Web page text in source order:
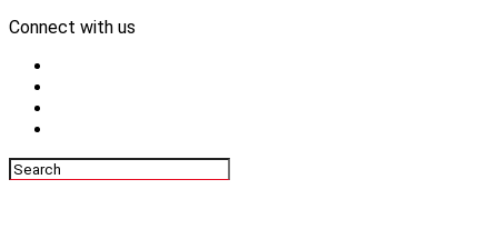
Connect with us